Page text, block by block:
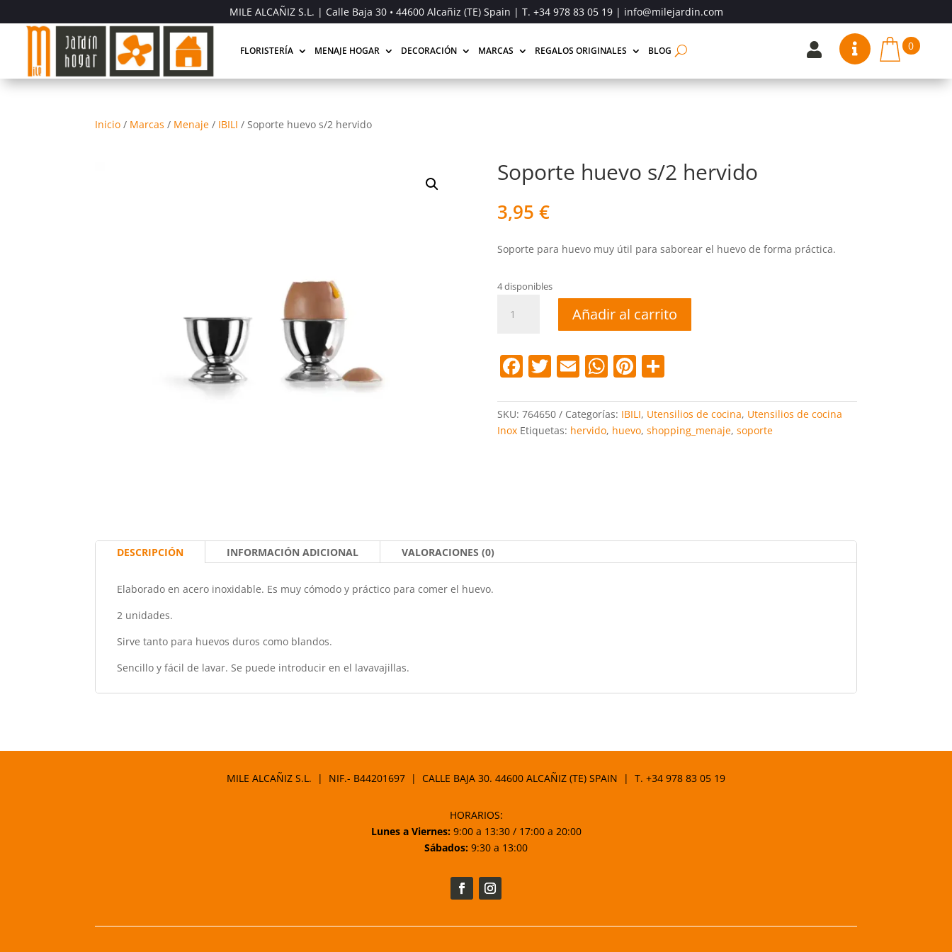
MILE ALCAÑIZ S.L. | Calle Baja 30 • 44600 Alcañiz (TE) Spain | T. +34 978 83 05 19| info@milejardin.com
FLORISTERÍA MENAJE HOGAR DECORACIÓN MARCAS REGALOS ORIGINALES BLOG   0
Inicio / Marcas / Menaje / IBILI /Soporte huevo s/2 hervido
Soporte huevo s/2 hervido
3,95 €
Soporte para huevo muy útil para saborear el huevo de forma práctica.
4 disponibles
huevo
cantidad
Añadir al carrito
F
c
e
T
itt
er
E
ai
l
W
at
s
Pi
er
e
C
m
p
SKU: 764650 Categorías: IBILI, Utensilios de cocina, Utensilios de cocina
Inox Etiquetas: hervido, huevo, shopping_menaje, soporte
DESCRIPCIÓN INFORMACIÓN ADICIONAL VALORACIONES (0)
Elaborado en acero inoxidable. Es muy cómodo y práctico para comer el huevo.
2 unidades.
Sirve tanto para huevos duros como blandos.
Sencillo y fácil de lavar. Se puede introducir en el lavavajillas.
MILE ALCAÑIZ S.L. | NIF.- B44201697 | CALLE BAJA 30. 44600 ALCAÑIZ (TE) SPAIN | T. +34 978 83 05 19
HORARIOS:
Lunes a Viernes:9:00 a 13:30 / 17:00 a 20:00
Sábados: 9:30 a 13:00